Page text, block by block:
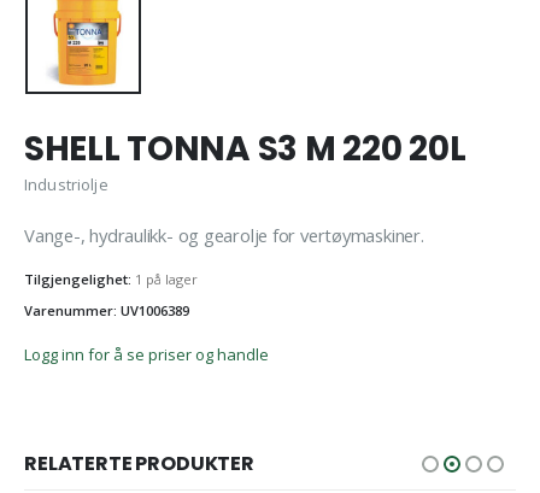
SHELL TONNA S3 M 220 20L
Industriolje
Vange-, hydraulikk- og gearolje for vertøymaskiner.
Tilgjengelighet: 1 på lager
Varenummer: UV1006389
Logg inn for å se priser og handle
RELATERTE PRODUKTER